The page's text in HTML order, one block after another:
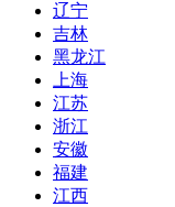
辽宁
吉林
黑龙江
上海
江苏
浙江
安徽
福建
江西